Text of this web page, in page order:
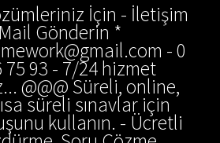
İçin - İletişim
Gönderin *
- 0
75 93 - 7/24 hizmet
@@@ Süreli, online,
süreli sınavlar için
kullanın. - Ücretli